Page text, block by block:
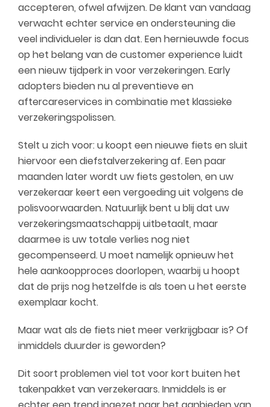
accepteren, ofwel afwijzen. De klant van vandaag
verwacht echter service en ondersteuning die
veel individueler is dan dat. Een hernieuwde focus
op het belang van de customer experience luidt
een nieuw tijdperk in voor verzekeringen. Early
adopters bieden nu al preventieve en
aftercareservices in combinatie met klassieke
verzekeringspolissen.
Stelt u zich voor: u koopt een nieuwe fiets en sluit
hiervoor een diefstalverzekering af. Een paar
maanden later wordt uw fiets gestolen, en uw
verzekeraar keert een vergoeding uit volgens de
polisvoorwaarden. Natuurlijk bent u blij dat uw
verzekeringsmaatschappij uitbetaalt, maar
daarmee is uw totale verlies nog niet
gecompenseerd. U moet namelijk opnieuw het
hele aankoopproces doorlopen, waarbij u hoopt
dat de prijs nog hetzelfde is als toen u het eerste
exemplaar kocht.
Maar wat als de fiets niet meer verkrijgbaar is? Of
inmiddels duurder is geworden?
Dit soort problemen viel tot voor kort buiten het
takenpakket van verzekeraars. Inmiddels is er